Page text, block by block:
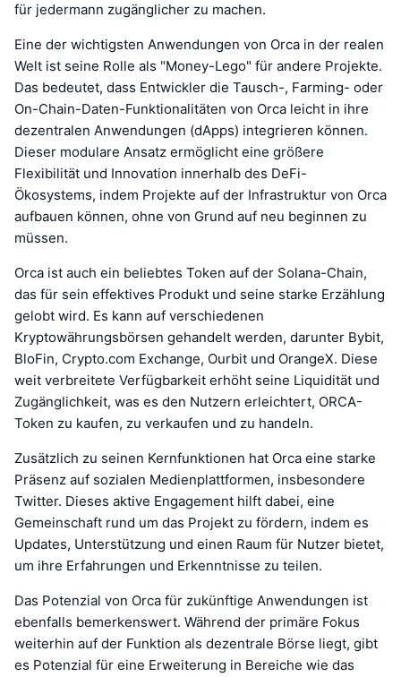
für jedermann zugänglicher zu machen.
Eine der wichtigsten Anwendungen von Orca in der realen
Welt ist seine Rolle als "Money-Lego" für andere Projekte.
Das bedeutet, dass Entwickler die Tausch-, Farming- oder
On-Chain-Daten-Funktionalitäten von Orca leicht in ihre
dezentralen Anwendungen (dApps) integrieren können.
Dieser modulare Ansatz ermöglicht eine größere
Flexibilität und Innovation innerhalb des DeFi-
Ökosystems, indem Projekte auf der Infrastruktur von Orca
aufbauen können, ohne von Grund auf neu beginnen zu
müssen.
Orca ist auch ein beliebtes Token auf der Solana-Chain,
das für sein effektives Produkt und seine starke Erzählung
gelobt wird. Es kann auf verschiedenen
Kryptowährungsbörsen gehandelt werden, darunter Bybit,
BloFin, Crypto.com Exchange, Ourbit und OrangeX. Diese
weit verbreitete Verfügbarkeit erhöht seine Liquidität und
Zugänglichkeit, was es den Nutzern erleichtert, ORCA-
Token zu kaufen, zu verkaufen und zu handeln.
Zusätzlich zu seinen Kernfunktionen hat Orca eine starke
Präsenz auf sozialen Medienplattformen, insbesondere
Twitter. Dieses aktive Engagement hilft dabei, eine
Gemeinschaft rund um das Projekt zu fördern, indem es
Updates, Unterstützung und einen Raum für Nutzer bietet,
um ihre Erfahrungen und Erkenntnisse zu teilen.
Das Potenzial von Orca für zukünftige Anwendungen ist
ebenfalls bemerkenswert. Während der primäre Fokus
weiterhin auf der Funktion als dezentrale Börse liegt, gibt
es Potenzial für eine Erweiterung in Bereiche wie das